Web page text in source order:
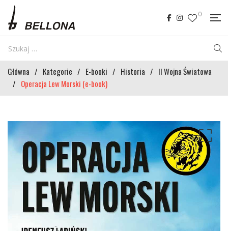
0
Główna / Kategorie / E-booki / Historia / II Wojna Światowa
/ Operacja Lew Morski (e-book)